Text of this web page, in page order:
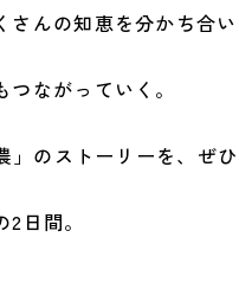
さんの知恵を分かち
ながっていく。
」のストーリーを、ぜ
日間。